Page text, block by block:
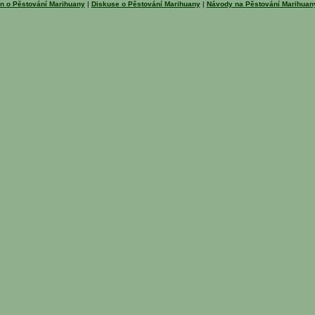
o Pěstování Marihuany| Diskuse o Pěstování Marihuany| Návody na Pěstování